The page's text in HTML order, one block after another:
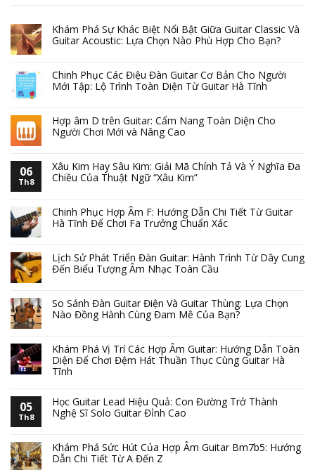
Khám Phá Sự Khác Biệt Nổi Bật Giữa Guitar Classic Và
Guitar Acoustic: Lựa Chọn Nào Phù Hợp Cho Bạn?
Chinh Phục Các Điệu Đàn Guitar Cơ Bản Cho Người
Mới Tập: Lộ Trình Toàn Diện Từ Guitar Hà Tĩnh
Hợp âm D trên Guitar: Cẩm Nang Toàn Diện Cho
Người Chơi Mới và Nâng Cao
06
Th8
Xâu Kim Hay Sâu Kim: Giải Mã Chính Tả Và Ý Nghĩa Đa
Chiều Của Thuật Ngữ “Xâu Kim”
Chinh Phục Hợp Âm F: Hướng Dẫn Chi Tiết Từ Guitar
Hà Tĩnh Để Chơi Fa Trưởng Chuẩn Xác
Lịch Sử Phát Triển Đàn Guitar: Hành Trình Từ Dây Cung
Đến Biểu Tượng Âm Nhạc Toàn Cầu
So Sánh Đàn Guitar Điện Và Guitar Thùng: Lựa Chọn
Nào Đồng Hành Cùng Đam Mê Của Bạn?
Khám Phá Vị Trí Các Hợp Âm Guitar: Hướng Dẫn Toàn
Diện Để Chơi Đệm Hát Thuần Thục Cùng Guitar Hà
Tĩnh
05
Th8
Học Guitar Lead Hiệu Quả: Con Đường Trở Thành
Nghệ Sĩ Solo Guitar Đỉnh Cao
Khám Phá Sức Hút Của Hợp Âm Guitar Bm7b5: Hướng
Dẫn Chi Tiết Từ A Đến Z